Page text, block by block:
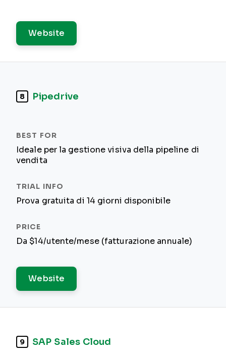
Website
8 Pipedrive
Ideale per la gestione visiva della pipeline di
vendita
Prova gratuita di 14 giorni disponibile
Da $14/utente/mese (fatturazione annuale)
Website
9 SAP Sales Cloud